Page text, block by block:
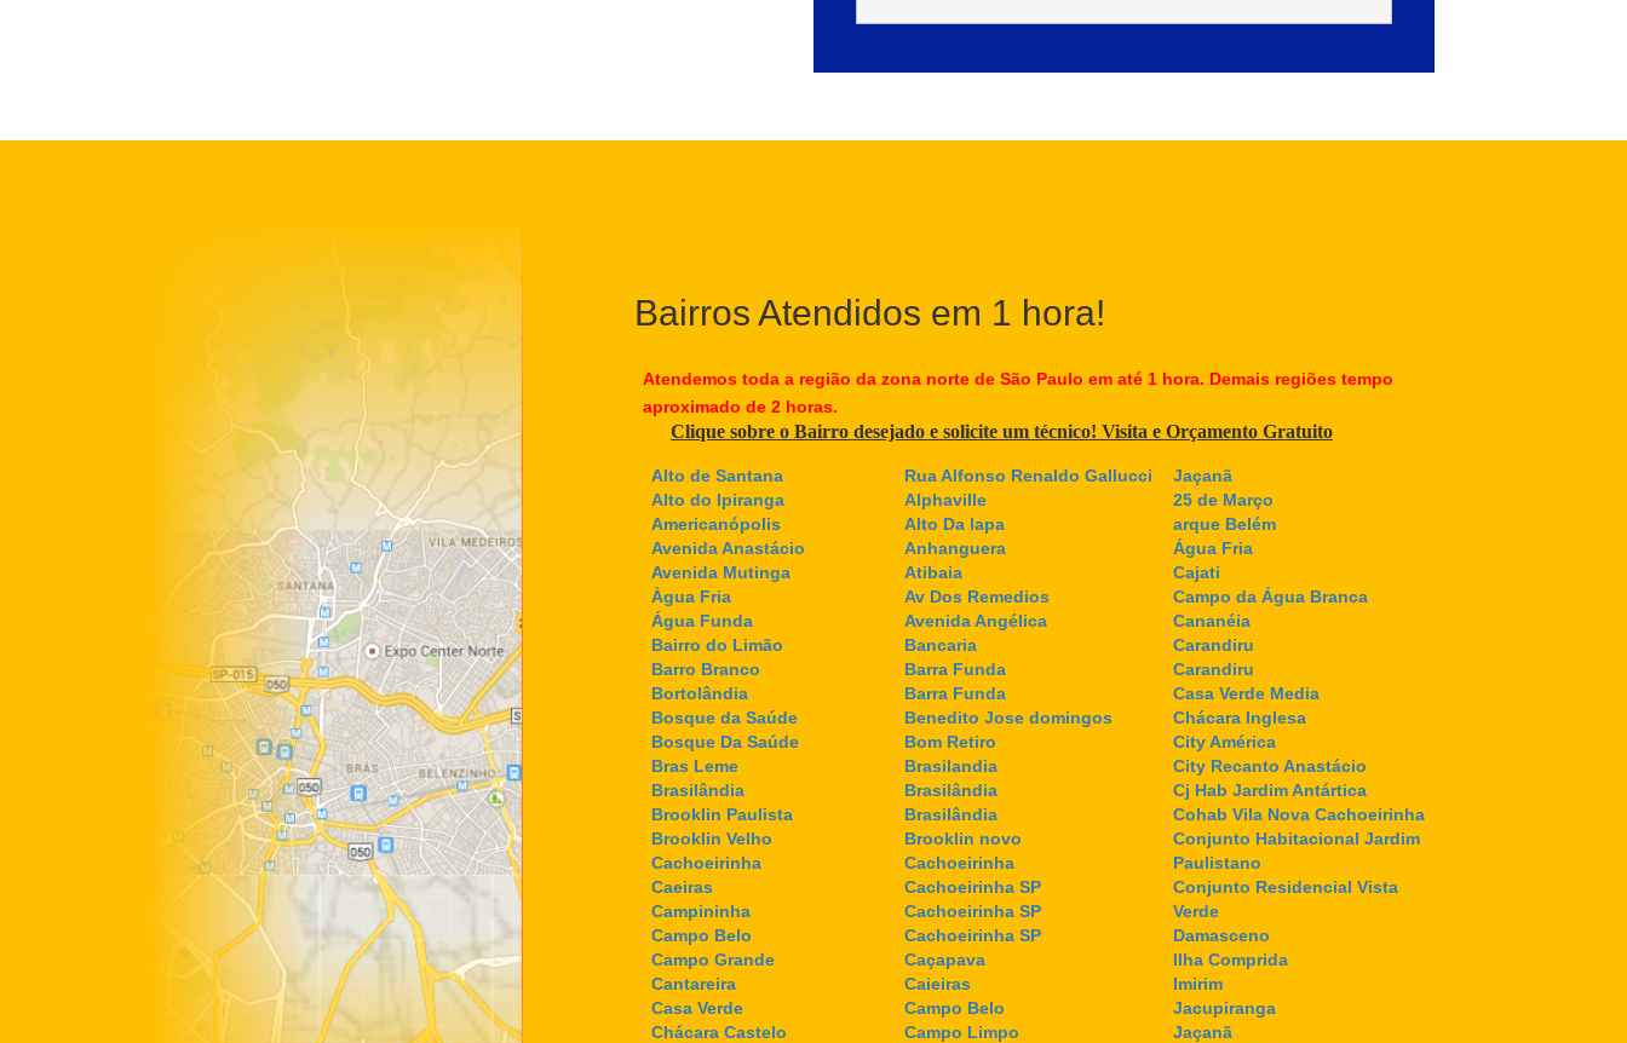
Bairros Atendidos em 1 hora!
Atendemos toda a região da zona norte de São Paulo em até 1 hora. Demais regiões tempo
aproximado de 2 horas.
Clique sobre o Bairro desejado e solicite um técnico! Visita e Orçamento Gratuito
Alto de Santana
Alto do Ipiranga
Americanópolis
Avenida Anastácio
Avenida Mutinga
Àgua Fria
Água Funda
Bairro do Limão
Barro Branco
Bortolândia
Bosque da Saúde
Bosque Da Saúde
Bras Leme
Brasilândia
Brooklin Paulista
Brooklin Velho
Cachoeirinha
Caeiras
Campininha
Campo Belo
Campo Grande
Cantareira
Casa Verde
Chácara Castelo
Rua Alfonso Renaldo Gallucci
Alphaville
Alto Da lapa
Anhanguera
Atibaia
Av Dos Remedios
Avenida Angélica
Bancaria
Barra Funda
Barra Funda
Benedito Jose domingos
Bom Retiro
Brasilandia
Brasilândia
Brasilândia
Brooklin novo
Cachoeirinha
Cachoeirinha SP
Cachoeirinha SP
Cachoeirinha SP
Caçapava
Caieiras
Campo Belo
Campo Limpo
Jaçanã
25 de Março
arque Belém
Água Fria
Cajati
Campo da Água Branca
Cananéia
Carandiru
Carandiru
Casa Verde Media
Chácara Inglesa
City América
City Recanto Anastácio
Cj Hab Jardim Antártica
Cohab Vila Nova Cachoeirinha
Conjunto Habitacional Jardim
Paulistano
Conjunto Residencial Vista
Verde
Damasceno
Ilha Comprida
Imirim
Jacupiranga
Jaçanã